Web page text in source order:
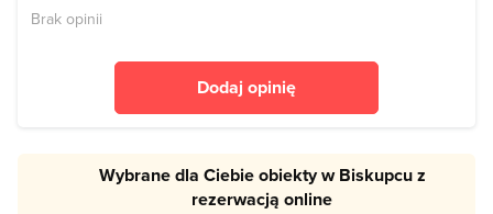
Brak opinii
Dodaj opinię
Wybrane dla Ciebie obiekty w Biskupcu z
rezerwacją online